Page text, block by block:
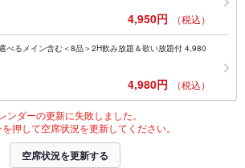
4,950円 （税込）
べるメイン含む＜8品＞2H飲み放題＆歌い放題付 4,980
4,980円 （税込）
ンダーの更新に失敗しました。
押して空席状況を更新してください。
空席状況を更新する